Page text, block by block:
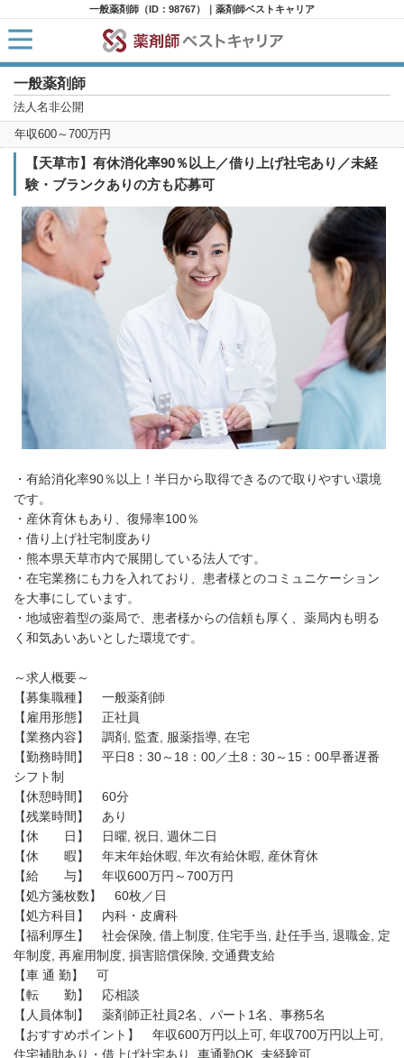
一般薬剤師（ID：98767）｜薬剤師ベストキャリア
一般薬剤師
法人名非公開
年収600～700万円
【天草市】有休消化率90％以上／借り上げ社宅あり／未経
験・ブランクありの方も応募可
・有給消化率90％以上！半日から取得できるので取りやすい環境
です。
・産休育休もあり、復帰率100％
・借り上げ社宅制度あり
・熊本県天草市内で展開している法人です。
・在宅業務にも力を入れており、患者様とのコミュニケーション
を大事にしています。
・地域密着型の薬局で、患者様からの信頼も厚く、薬局内も明る
く和気あいあいとした環境です。
～求人概要～
【募集職種】 一般薬剤師
【雇用形態】 正社員
【業務内容】 調剤, 監査, 服薬指導, 在宅
【勤務時間】 平日8：30～18：00／土8：30～15：00早番遅番
シフト制
【休憩時間】 60分
【残業時間】 あり
【休 日】 日曜, 祝日, 週休二日
【休 暇】 年末年始休暇, 年次有給休暇, 産休育休
【給 与】 年収600万円～700万円
【処方箋枚数】 60枚／日
【処方科目】 内科・皮膚科
【福利厚生】 社会保険, 借上制度, 住宅手当, 赴任手当, 退職金, 定
年制度, 再雇用制度, 損害賠償保険, 交通費支給
【車 通 勤】 可
【転 勤】 応相談
【人員体制】 薬剤師正社員2名、パート1名、事務5名
【おすすめポイント】 年収600万円以上可, 年収700万円以上可,
住宅補助あり・借上げ社宅あり, 車通勤OK, 未経験可
HOME
求人検索
新着求人
求人ランキング
キャリアアドバイザー紹介
コラム
転職支援サービスに申し込む